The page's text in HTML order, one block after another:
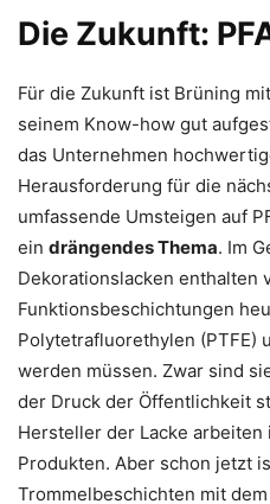
Die Zukunft:
Für die Zukunft ist Brüning
seinem Know-how gut
das Unternehmen
Herausforderung für die
umfassende Umsteigen auf
ein drängendes Thema. Im
Dekorationslacken enthalten
Funktionsbeschichtungen
Polytetrafluorethylen (PTFE)
werden müssen. Zwar sind
der Druck der Öffentlichkeit
Hersteller der Lacke arbeiten
Produkten. Aber schon jetzt
Trommelbeschichten mit